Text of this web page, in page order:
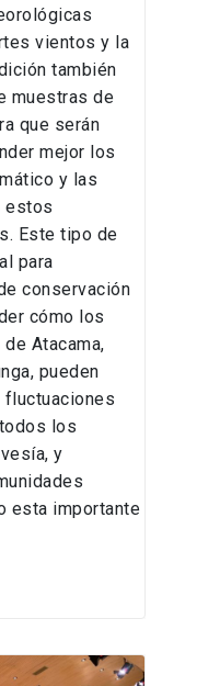
vientos y la
también
muestras de
que serán
mejor los
y las
estos
Este tipo de
para
conservación
cómo los
Atacama,
pueden
los
y
esta importante